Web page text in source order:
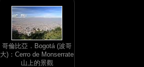
哥倫比亞．Bogotá (波哥
大)：Cerro de Monserrate
山上的景觀